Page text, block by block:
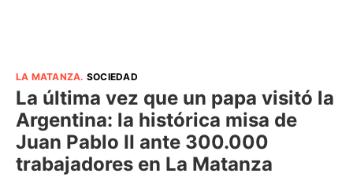
LA MATANZA. SOCIEDAD
La última vez que un papa visitó la
Argentina: la histórica misa de
Juan Pablo II ante 300.000
trabajadores en La Matanza